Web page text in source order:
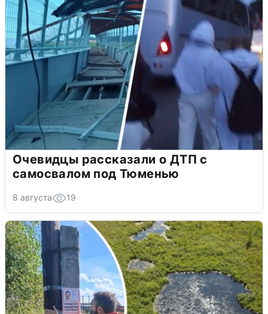
Очевидцы рассказали о ДТП с
самосвалом под Тюменью
8 августа 19